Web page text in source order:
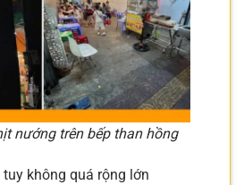
nướng trên bếp than hồng
không quá rộng lớn